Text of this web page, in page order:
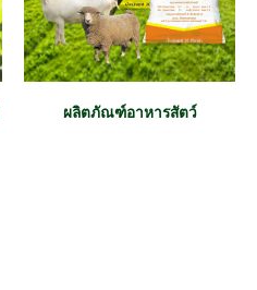
ผลิตภัณฑ์อาหารสัตว์